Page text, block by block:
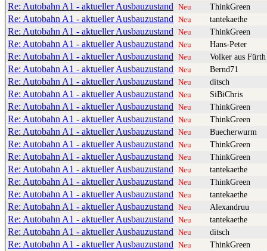
Re: Autobahn A1 - aktueller Ausbauzustand Neu ThinkGreen
Re: Autobahn A1 - aktueller Ausbauzustand Neu tantekaethe
Re: Autobahn A1 - aktueller Ausbauzustand Neu ThinkGreen
Re: Autobahn A1 - aktueller Ausbauzustand Neu Hans-Peter
Re: Autobahn A1 - aktueller Ausbauzustand Neu Volker aus Fürth
Re: Autobahn A1 - aktueller Ausbauzustand Neu Bernd71
Re: Autobahn A1 - aktueller Ausbauzustand Neu ditsch
Re: Autobahn A1 - aktueller Ausbauzustand Neu SiBiChris
Re: Autobahn A1 - aktueller Ausbauzustand Neu ThinkGreen
Re: Autobahn A1 - aktueller Ausbauzustand Neu ThinkGreen
Re: Autobahn A1 - aktueller Ausbauzustand Neu Buecherwurm
Re: Autobahn A1 - aktueller Ausbauzustand Neu ThinkGreen
Re: Autobahn A1 - aktueller Ausbauzustand Neu ThinkGreen
Re: Autobahn A1 - aktueller Ausbauzustand Neu tantekaethe
Re: Autobahn A1 - aktueller Ausbauzustand Neu ThinkGreen
Re: Autobahn A1 - aktueller Ausbauzustand Neu tantekaethe
Re: Autobahn A1 - aktueller Ausbauzustand Neu Alexandruu
Re: Autobahn A1 - aktueller Ausbauzustand Neu tantekaethe
Re: Autobahn A1 - aktueller Ausbauzustand Neu ditsch
Re: Autobahn A1 - aktueller Ausbauzustand Neu ThinkGreen